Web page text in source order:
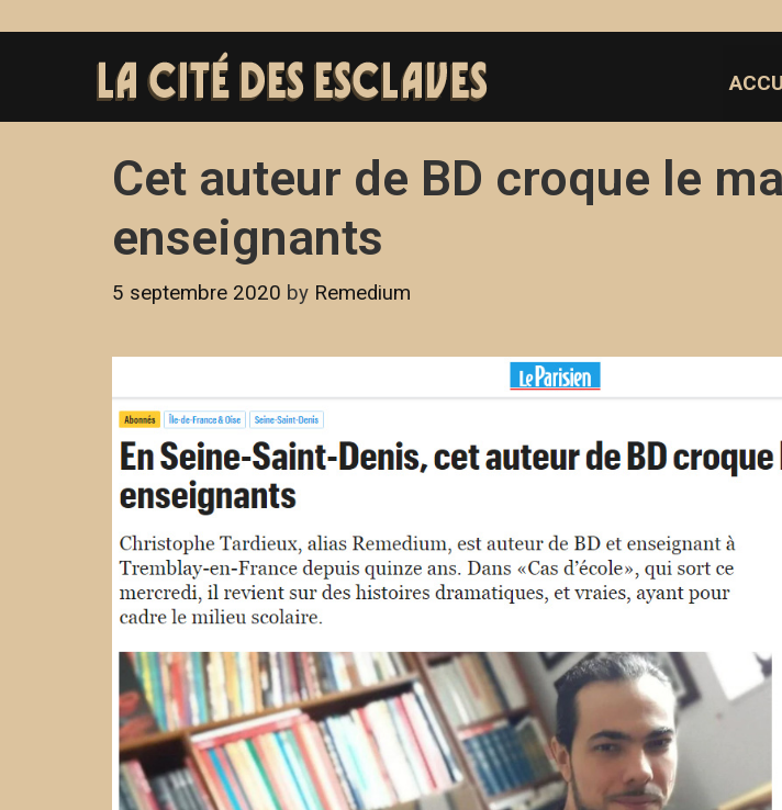
Cet auteur de BD croque le
enseignants
5 septembre 2020 by Remedium